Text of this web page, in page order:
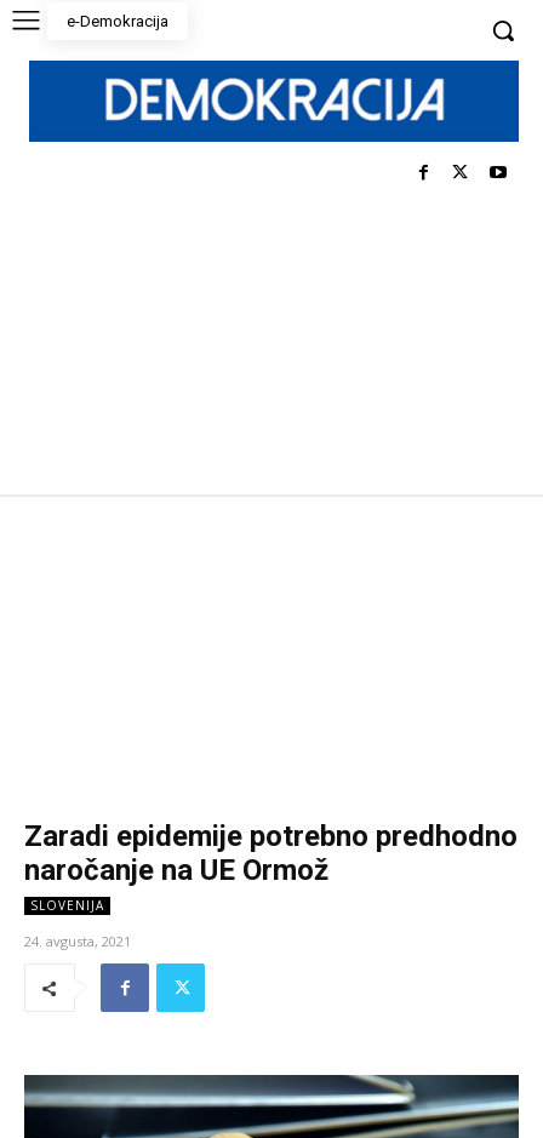
e-Demokracija
Zaradi epidemije potrebno predhodno
naročanje na UE Ormož
SLOVENIJA
24. avgusta, 2021